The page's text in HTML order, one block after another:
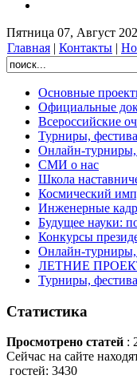
Пятница 07, Август
Главная | Контакты |
Основные
Официальные
Всероссийские
Турниры,
Онлайн-турниры,
СМИ о нас
Школа
Космический
Инженерные
Будущее науки:
Конкурсы
Онлайн-турниры,
ЛЕТНИЕ
Турниры,
Статистика
Просмотрено статей :
Сейчас на сайте
гостей: 3430